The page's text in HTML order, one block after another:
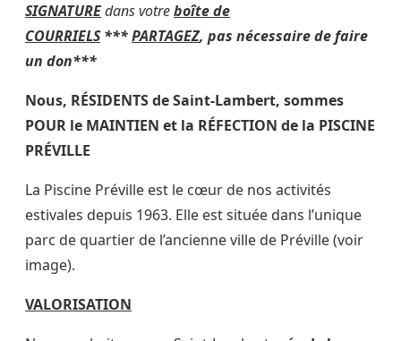
SIGNATUREdans votreboîte de
COURRIELS***PARTAGEZ, pas nécessaire de faire
un don***
Nous, RÉSIDENTS de Saint-Lambert, sommes
POUR le MAINTIEN et la RÉFECTION de la PISCINE
PRÉVILLE
La Piscine Préville est le cœur de nos activités
estivales depuis 1963. Elle est située dans l’unique
parc de quartier de l’ancienne ville de Préville (voir
image).
VALORISATION